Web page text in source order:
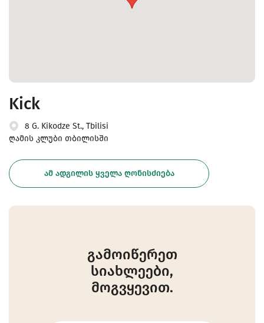
Kick
8 G. Kikodze St., Tbilisi
ღამის კლუბი თბილისში
ᲐᲛ ᲐᲓᲒᲘᲚᲘᲡ ᲧᲕᲔᲚᲐ ᲦᲝᲜᲘᲡᲫᲘᲔᲑᲐ
გამოიწერეთ
სიახლეები,
მოგვყევით.